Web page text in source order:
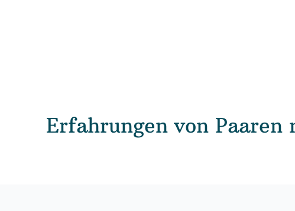
Erfahrungen von Paaren